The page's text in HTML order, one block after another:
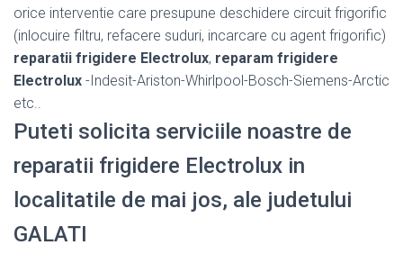
orice interventie care presupune deschidere circuit frigorific
(inlocuire filtru, refacere suduri, incarcare cu agent frigorific)
reparatii frigidere Electrolux, reparam frigidere
Electrolux -Indesit-Ariston-Whirlpool-Bosch-Siemens-Arctic
etc..
Puteti solicita serviciile noastre de
reparatii frigidere Electrolux in
localitatile de mai jos, ale judetului
GALATI